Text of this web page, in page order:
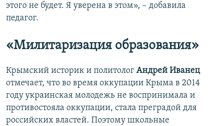
этого не будет. Я уверена в этом», – добавила
педагог.
«Милитаризация образования»
Крымский историк и политолог Андрей Иванец
отмечает, что во время оккупации Крыма в 2014
году украинская молодежь не воспринимала и
противостояла оккупации, стала преградой для
российских властей. Поэтому школьные